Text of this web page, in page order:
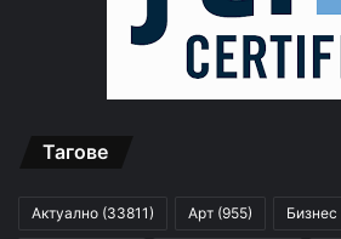
Тагове
Актуално (33811) Арт (955) Бизнес